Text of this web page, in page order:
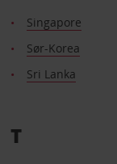
Singapore
Sør-Korea
Sri Lanka
T